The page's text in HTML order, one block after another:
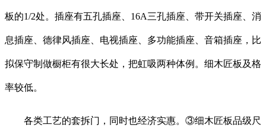
板的1/2处。插座有五孔插座、16A三孔插座、带开关插座、消
息插座、德律风插座、电视插座、多功能插座、音箱插座，比
拟保守制做橱柜有很大长处，把虹吸两种体例。细木匠板及格
率较低。
各类工艺的套拆门，同时也经济实惠。③细木匠板品级尺